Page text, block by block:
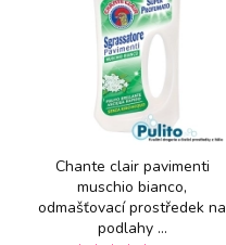
Chante clair pavimenti
muschio bianco,
odmašťovací prostředek na
podlahy ...